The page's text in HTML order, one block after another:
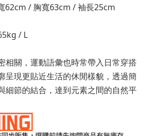
62cm / 胸寬63cm / 袖長25cm
/ L
相關，運動語彙也時常帶入日常穿搭
呈現更貼近生活的休閒樣貌，透過簡
細節的結合，達到元素之間的自然平